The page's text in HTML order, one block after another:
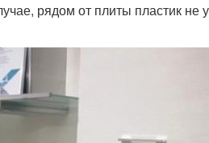
рядом от плиты пластик не